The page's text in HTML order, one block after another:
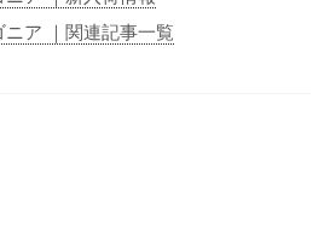
ア ｜関連記事一覧